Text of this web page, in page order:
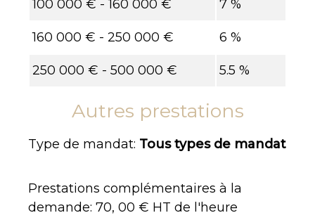
100 000 € - 160 000 € 7 %
160 000 € - 250 000 € 6 %
250 000 € - 500 000 € 5.5 %
Autres prestations
Type de mandat: Tous types de mandat
Prestations complémentaires à la
demande: 70, 00 € HT de l'heure